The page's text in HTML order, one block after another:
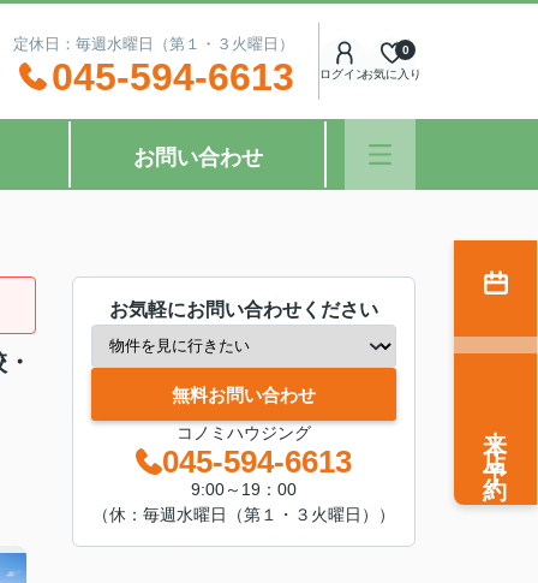
休日：毎週水曜日（第１・３火曜日）
045-594-6613 ログインお気に入り
0
お問い合わせ
お気軽にお問い合わせください
無料お問い合わせ
コノミハウジング
045-594-6613
9:00～19：00
（休：毎週水曜日（第１・３火曜日））
来店予約